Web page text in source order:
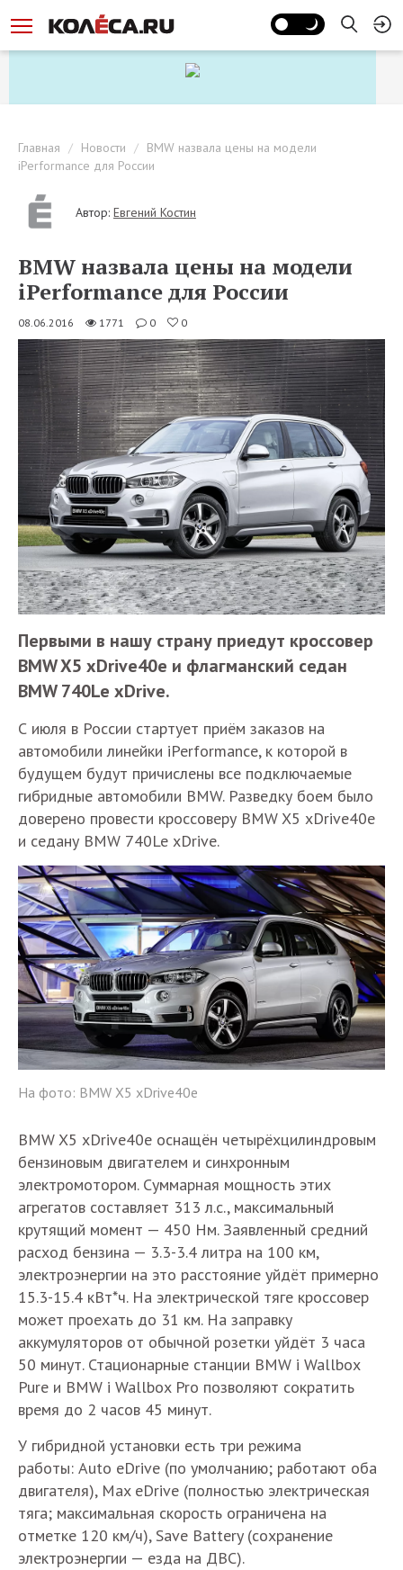
Главная Новости
BMW назвала цены на модели
iPerformance для России
Автор: Евгений Костин
BMW назвала цены на модели
iPerformance для России
08.06.2016 1771 0 0
Первыми в нашу страну приедут кроссовер
BMW X5 xDrive40e и флагманский седан
BMW 740Le xDrive.
С июля в России стартует приём заказов на
автомобили линейки iPerformance, к которой в
будущем будут причислены все подключаемые
гибридные автомобили BMW. Разведку боем было
доверено провести кроссоверу BMW X5 xDrive40e
и седану BMW 740Le xDrive.
На фото: BMW X5 xDrive40e
BMW X5 xDrive40e оснащён четырёхцилиндровым
бензиновым двигателем и синхронным
электромотором. Суммарная мощность этих
агрегатов составляет 313 л.с., максимальный
крутящий момент — 450 Нм. Заявленный средний
расход бензина — 3.3-3.4 литра на 100 км,
электроэнергии на это расстояние уйдёт примерно
15.3-15.4 кВт*ч. На электрической тяге кроссовер
может проехать до 31 км. На заправку
аккумуляторов от обычной розетки уйдёт 3 часа
50 минут. Стационарные станции BMW i Wallbox
Pure и BMW i Wallbox Pro позволяют сократить
время до 2 часов 45 минут.
У гибридной установки есть три режима
работы: Auto eDrive (по умолчанию; работают оба
двигателя), Max eDrive (полностью электрическая
тяга; максимальная скорость ограничена на
отметке 120 км/ч), Save Battery (сохранение
электроэнергии — езда на ДВС).